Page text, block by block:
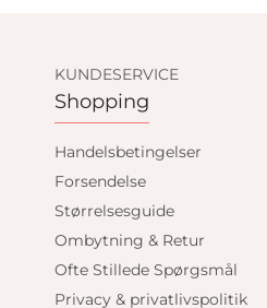
KUNDESERVICE
Shopping
Handelsbetingelser
Forsendelse
Størrelsesguide
Ombytning & Retur
Ofte Stillede Spørgsmål
Privacy & privatlivspolitik